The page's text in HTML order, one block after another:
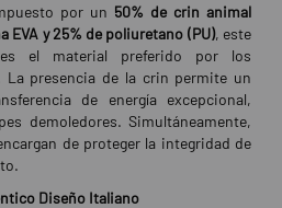
por un 50% de crin animal
EVA y 25% de poliuretano (PU), este
el material preferido por los
La presencia de la crin permite un
de energía excepcional,
demoledores. Simultáneamente,
de proteger la integridad de
Diseño Italiano